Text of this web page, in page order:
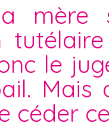
mère
le
Mais
céder